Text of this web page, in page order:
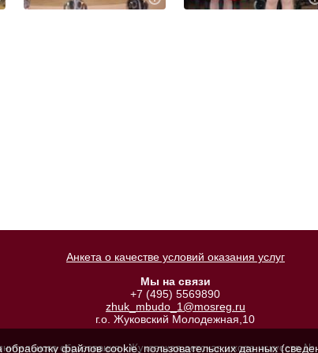
Анкета о качестве условий оказания услуг
Мы на связи
+7 (495) 5569890
zhuk_mbudo_1@mosreg.ru
г.о. Жуковский Молодежная,10
образования «Жуковская детская школа искусств №
файлов cookie, пользовательских данных